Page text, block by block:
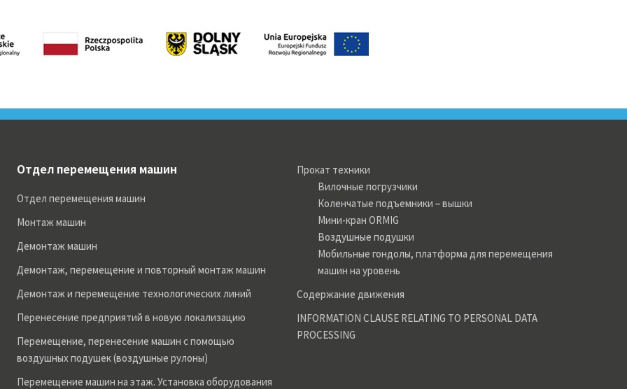
Отдел перемещения машин
Отдел перемещения машин
Монтаж машин
Демонтаж машин
Демонтаж, перемещение и повторный монтаж машин
Демонтаж и перемещение технологических линий
Перенесение предприятий в новую локализацию
Перемещение, перенесение машин с помощью
воздушных подушек (воздушные рулоны)
Перемещение машин на этаж. Установка оборудования
Прокат техники
Вилочные погрузчики
Коленчатые подъемники – вышки
Мини-кран ORMIG
Воздушные подушки
Мобильные гондолы, платформа для перемещения
машин на уровень
Содержание движения
INFORMATION CLAUSE RELATING TO PERSONAL DATA
PROCESSING